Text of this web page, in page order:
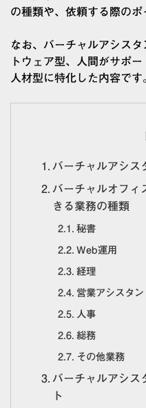
の種類や、依頼する際のポ
なお、バーチャルアシス
トウェア型、人間がサポ
人材型に特化した内容です
バーチャルアシス
バーチャルオフィ
きる業務の種類
秘書
Web運用
経理
営業アシスタン
人事
総務
その他業務
バーチャルアシス
ト